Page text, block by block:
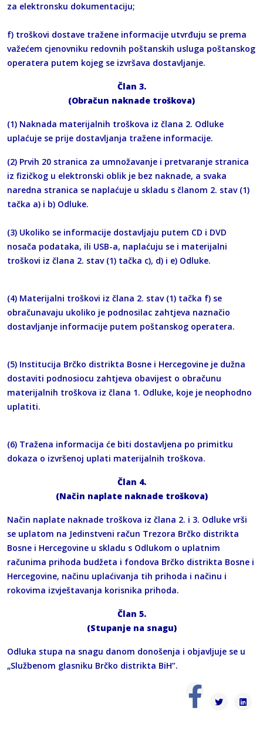
za elektronsku dokumentaciju;
f) troškovi dostave tražene informacije utvrđuju se prema
važećem cjenovniku redovnih poštanskih usluga poštanskog
operatera putem kojeg se izvršava dostavljanje.
Član 3.
(Obračun naknade troškova)
(1) Naknada materijalnih troškova iz člana 2. Odluke
uplaćuje se prije dostavljanja tražene informacije.
(2) Prvih 20 stranica za umnožavanje i pretvaranje stranica
iz fizičkog u elektronski oblik je bez naknade, a svaka
naredna stranica se naplaćuje u skladu s članom 2. stav (1)
tačka a) i b) Odluke.
(3) Ukoliko se informacije dostavljaju putem CD i DVD
nosača podataka, ili USB-a, naplaćuju se i materijalni
troškovi iz člana 2. stav (1) tačka c), d) i e) Odluke.
(4) Materijalni troškovi iz člana 2. stav (1) tačka f) se
obračunavaju ukoliko je podnosilac zahtjeva naznačio
dostavljanje informacije putem poštanskog operatera.
(5) Institucija Brčko distrikta Bosne i Hercegovine je dužna
dostaviti podnosiocu zahtjeva obavijest o obračunu
materijalnih troškova iz člana 1. Odluke, koje je neophodno
uplatiti.
(6) Tražena informacija će biti dostavljena po primitku
dokaza o izvršenoj uplati materijalnih troškova.
Član 4.
(Način naplate naknade troškova)
Način naplate naknade troškova iz člana 2. i 3. Odluke vrši
se uplatom na Jedinstveni račun Trezora Brčko distrikta
Bosne i Hercegovine u skladu s Odlukom o uplatnim
računima prihoda budžeta i fondova Brčko distrikta Bosne i
Hercegovine, načinu uplaćivanja tih prihoda i načinu i
rokovima izvještavanja korisnika prihoda.
Član 5.
(Stupanje na snagu)
Odluka stupa na snagu danom donošenja i objavljuje se u
„Službenom glasniku Brčko distrikta BiH”.